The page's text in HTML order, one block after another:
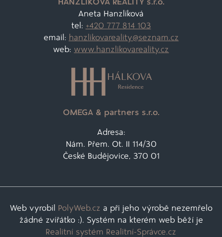
HANZLÍKOVÁ REALITY s.r.o.
Aneta Hanzlíková
tel: +420 777 814 103
email: hanzlikovareality@seznam.cz
web: www.hanzlikovareality.cz
OMEGA & partners s.r.o.
Adresa:
Nám. Přem. Ot. II 114/30
České Budějovice, 370 01
Web vyrobil PolyWeb.cz a při jeho výrobě nezemřelo
žádné zvířátko :). Systém na kterém web běží je
Realitní systém Realitní-Správce.cz